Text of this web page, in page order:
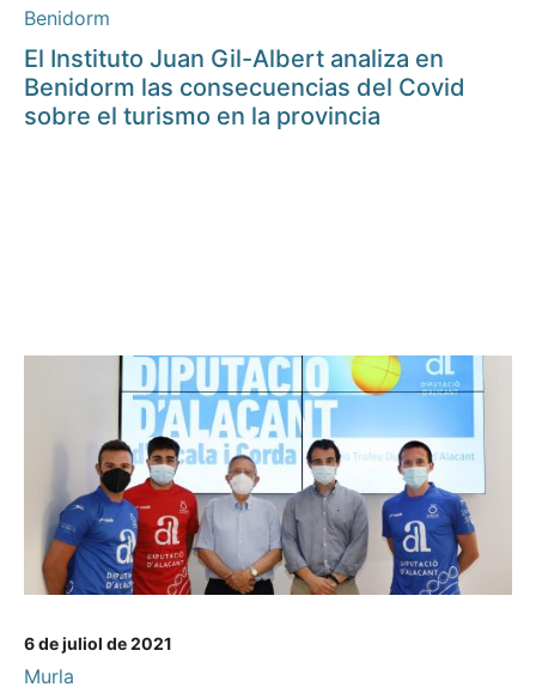
Benidorm
El Instituto Juan Gil-Albert analiza en
Benidorm las consecuencias del Covid
sobre el turismo en la provincia
6 de juliol de 2021
Murla